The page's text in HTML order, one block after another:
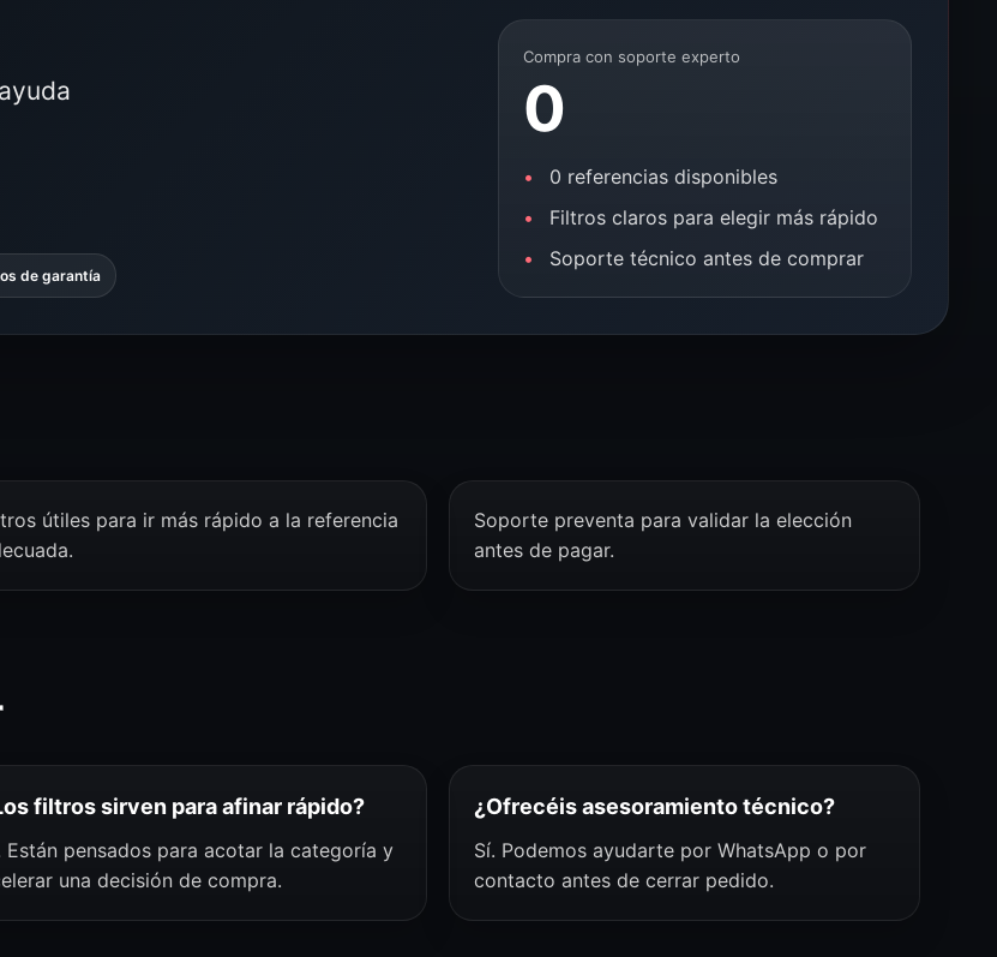
de garantía
Compra con soporte experto
0
0 referencias disponibles
Filtros claros para elegir más rápido
Soporte técnico antes de comprar
útiles para ir más rápido a la referencia
Soporte preventa para validar la elección
antes de pagar.
filtros sirven para afinar rápido?
Están pensados para acotar la categoría y
una decisión de compra.
¿Ofrecéis asesoramiento técnico?
Sí. Podemos ayudarte por WhatsApp o por
contacto antes de cerrar pedido.